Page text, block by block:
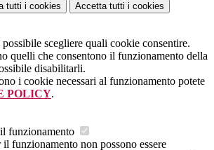
tutti i cookies Accetta tutti i cookies
possibile scegliere quali cookie consentire.
quelli che consentono il funzionamento della
disabilitarli.
i cookie necessari al funzionamento potete
POLICY.
funzionamento
funzionamento non possono essere